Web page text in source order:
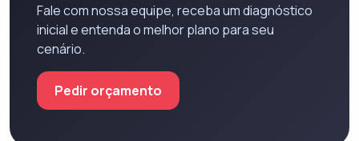
Fale com nossa equipe, receba um diagnóstico
inicial e entenda o melhor plano para seu
cenário.
Pedir orçamento